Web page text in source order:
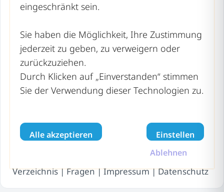
Rheinland-Pfalz
Sachsen
Sachsen-Anhalt
Schleswig-Holstein
recyclinghof-wertstoffhof.de | Copyright © 2026 –
Verzeichnis|Fragen|Impressum|Datenschutz
eingeschränkt sein.
Sie haben die Möglichkeit, Ihre Zustimmung
jederzeit zu geben, zu verweigern oder
zurückzuziehen.
Durch Klicken auf „Einverstanden“ stimmen
Sie der Verwendung dieser Technologien zu.
Alle akzeptieren
Einstellen
Ablehnen